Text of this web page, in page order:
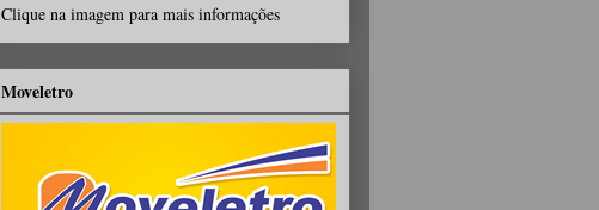
Clique na imagem para mais informações
Moveletro